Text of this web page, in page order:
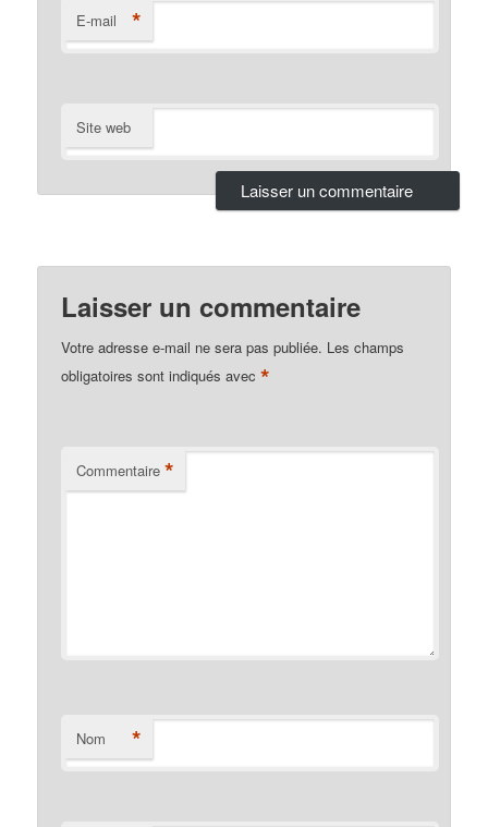
E-mail *
Site web
Laisser un commentaire
Votre adresse e-mail ne sera pas publiée. Les champs
obligatoires sont indiqués avec*
Commentaire *
Nom *